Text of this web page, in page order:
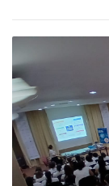
Copyright
2024
Desenvolvido
por
Hesea
Tecnologia
Sistemas